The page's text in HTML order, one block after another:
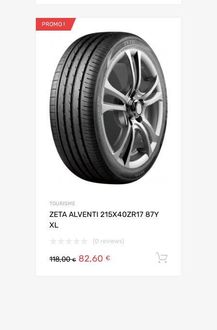
PROMO !
TOURISME
ZETA ALVENTI 215X40ZR17 87Y
XL
(0 reviews)
118,00€ 82,60 €